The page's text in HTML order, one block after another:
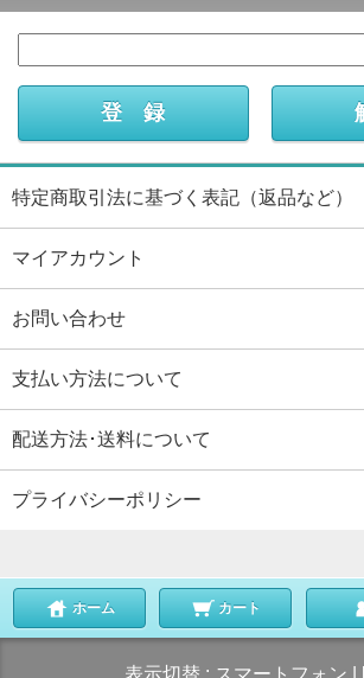
特定商取引法に基づく表記（返品など）
マイアカウント
お問い合わせ
支払い方法について
配送方法･送料について
プライバシーポリシー
ホーム カート